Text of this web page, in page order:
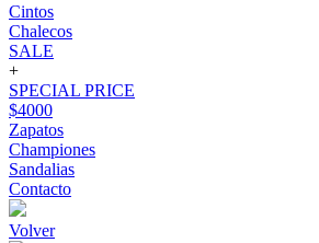
Cintos
Chalecos
SALE
+
SPECIAL PRICE
$4000
Zapatos
Championes
Sandalias
Contacto
Volver